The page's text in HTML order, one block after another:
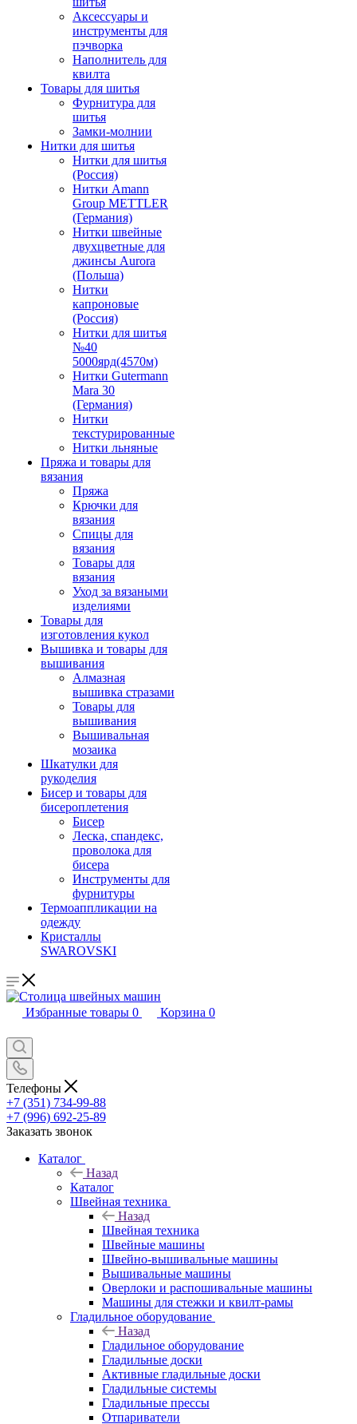
Аксессуары и
инструменты для
пэчворка
Наполнитель для
квилта
Товары для шитья
Фурнитура для
шитья
Замки-молнии
Нитки для шитья
Нитки для шитья
(Россия)
Нитки Amann
Group METTLER
(Германия)
Нитки швейные
двухцветные для
джинсы Aurora
(Польша)
Нитки
капроновые
(Россия)
Нитки для шитья
№40
5000ярд(4570м)
Нитки Gutermann
Mara 30
(Германия)
Нитки
текстурированные
Нитки льняные
Пряжа и товары для
вязания
Пряжа
Крючки для
вязания
Спицы для
вязания
Товары для
вязания
Уход за вязаными
изделиями
Товары для
изготовления кукол
Вышивка и товары для
вышивания
Алмазная
вышивка стразами
Товары для
вышивания
Вышивальная
мозаика
Шкатулки для
рукоделия
Бисер и товары для
бисероплетения
Бисер
Леска, спандекс,
проволока для
бисера
Инструменты для
фурнитуры
Термоаппликации на
одежду
Кристаллы
SWAROVSKI
Избранные товары 0 Корзина 0
Телефоны
+7 (351) 734-99-88
+7 (996) 692-25-89
Заказать звонок
Каталог
Назад
Каталог
Швейная техника
Назад
Швейная техника
Швейные машины
Швейно-вышивальные машины
Вышивальные машины
Оверлоки и распошивальные машины
Машины для стежки и квилт-рамы
Гладильное оборудование
Назад
Гладильное оборудование
Гладильные доски
Активные гладильные доски
Гладильные системы
Гладильные прессы
Отпариватели